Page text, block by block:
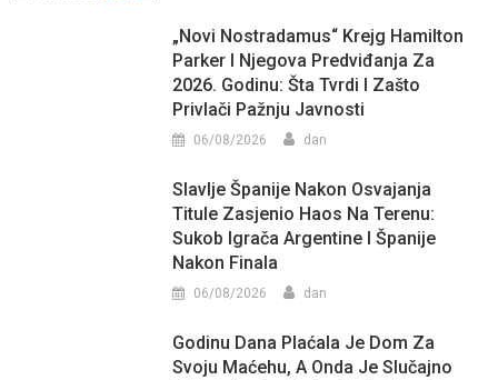
„Novi Nostradamus“ Krejg Hamilton
Parker I Njegova Predviđanja Za
2026. Godinu: Šta Tvrdi I Zašto
Privlači Pažnju Javnosti
06/08/2026 dan
Slavlje Španije Nakon Osvajanja
Titule Zasjenio Haos Na Terenu:
Sukob Igrača Argentine I Španije
Nakon Finala
06/08/2026 dan
Godinu Dana Plaćala Je Dom Za
Svoju Maćehu, A Onda Je Slučajno